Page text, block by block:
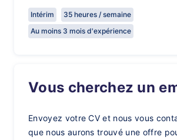
Intérim
35 heures / semaine
Au moins 3 mois d'expérience
Vous cherchez un
Envoyez votre CV et nous vous
que nous aurons trouvé une offre